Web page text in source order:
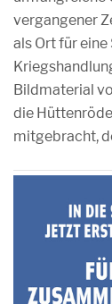
vergangener
als Ort für
Bildmaterial
die
mitgebracht,